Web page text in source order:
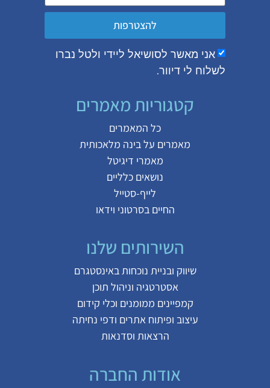
אני מאשר לסושיאל ליידי ולטל נברו
לשלוח לי דיוור.
להצטרפות
קטגוריות מאמרים
כל המאמרים
מאמרים עלבינה מלאכותית
מאמרי דיגיטל
נושאים כלליים
לייף-סטייל
החיים בסרטוני וידאו
השירותים שלנו
שיווק ובניית נוכחות באינסטגרם
אסטרטגיה וניהול תוכן
קמפיינים ממומנים וכלי קידום
עיצוב ופיתוח אתרים ודפי נחיתה
הרצאות וסדנאות
אודות החברה